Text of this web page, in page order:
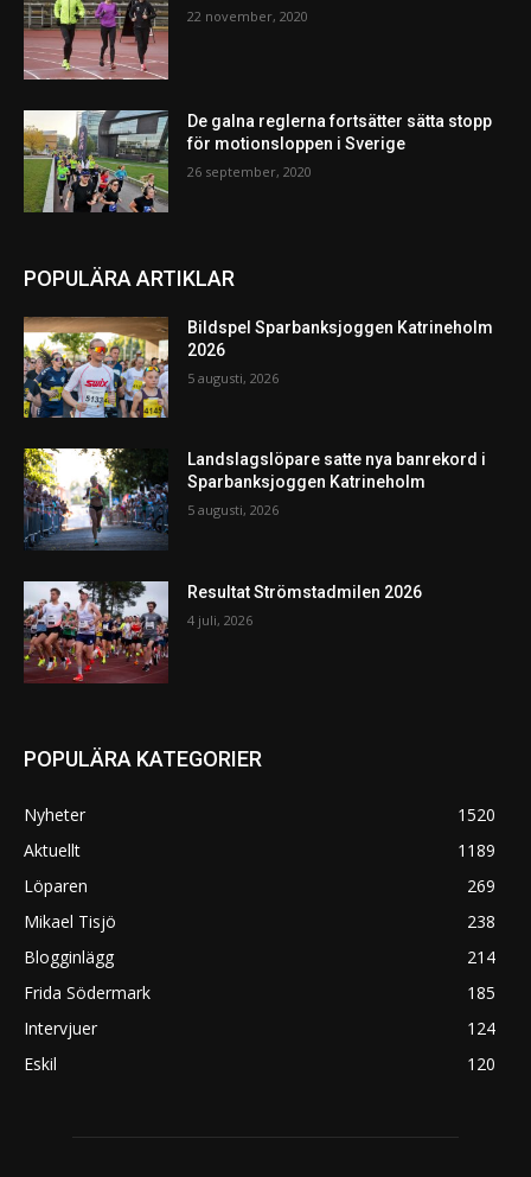
22 november, 2020
De galna reglerna fortsätter sätta stopp
för motionsloppen i Sverige
26 september, 2020
POPULÄRA ARTIKLAR
Bildspel Sparbanksjoggen Katrineholm
2026
5 augusti, 2026
Landslagslöpare satte nya banrekord i
Sparbanksjoggen Katrineholm
5 augusti, 2026
Resultat Strömstadmilen 2026
4 juli, 2026
POPULÄRA KATEGORIER
Nyheter
1520
Aktuellt
1189
Löparen
269
Mikael Tisjö
238
Blogginlägg
214
Frida Södermark
185
Intervjuer
124
Eskil
120